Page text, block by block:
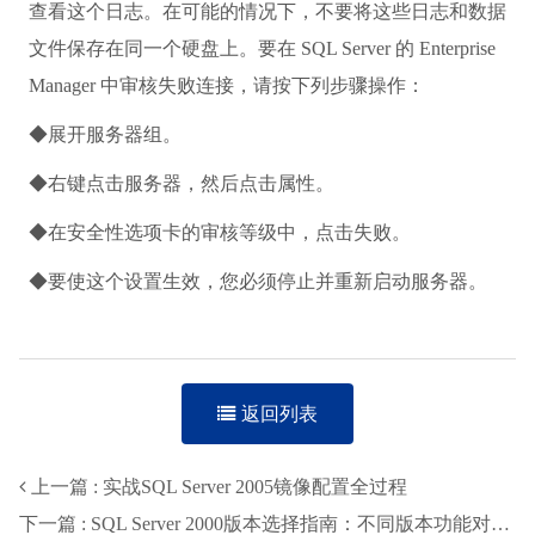
查看这个日志。在可能的情况下，不要将这些日志和数据
文件保存在同一个硬盘上。要在 SQL Server 的 Enterprise
Manager 中审核失败连接，请按下列步骤操作：
◆展开服务器组。
◆右键点击服务器，然后点击属性。
◆在安全性选项卡的审核等级中，点击失败。
◆要使这个设置生效，您必须停止并重新启动服务器。
返回列表
上一篇 : 实战SQL Server 2005镜像配置全过程
下一篇 : SQL Server 2000版本选择指南：不同版本功能对比与应用场景分析-智穹界来普科技